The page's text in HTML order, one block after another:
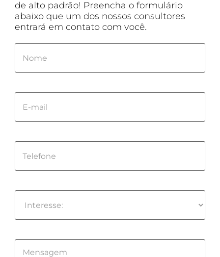
de alto padrão! Preencha o formulário
abaixo que um dos nossos consultores
entrará em contato com você.
leave
this
empty.